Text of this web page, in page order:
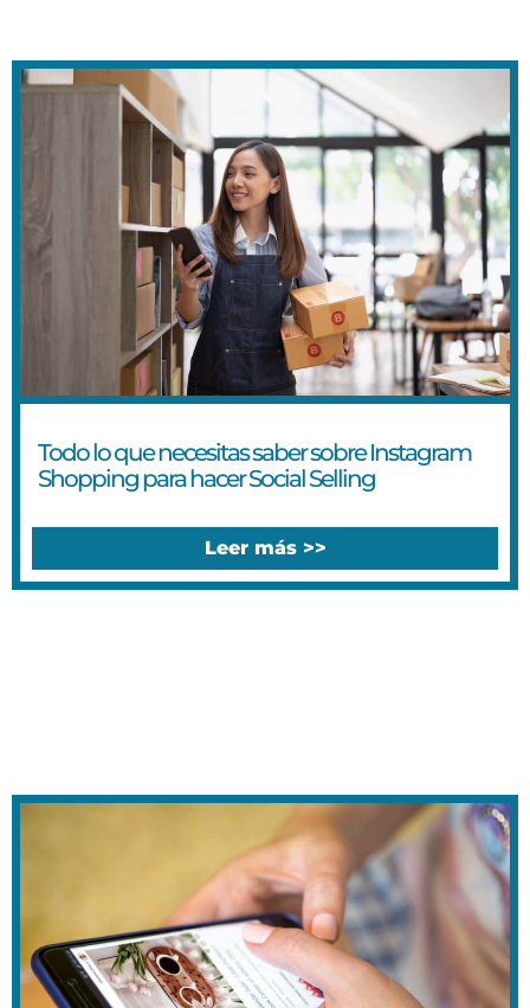
Todo lo que necesitas saber sobre Instagram
Shopping para hacer Social Selling
Leer más >>